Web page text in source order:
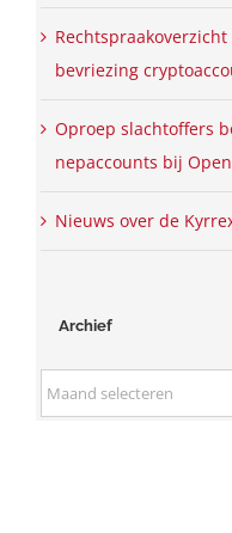
bevriezing
Oproep slachtoffers
nepaccounts bij
Nieuws over de
Archief
Archief